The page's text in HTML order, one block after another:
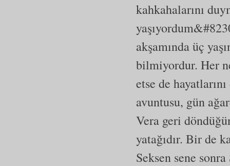
kahkahalarını
akşamında üç
bilmiyordur. Her
etse de
avuntusu, gün
Vera geri
yatağıdır. Bir de
Seksen sene